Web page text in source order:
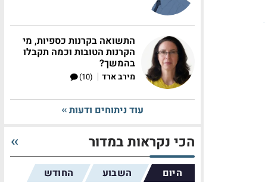
התשואה בקרנות כספיות, מי
הקרנות הטובות וכמה תקבלו
בהמשך?
מירב ארד |
(10)
עוד ניתוחים ודעות
הכי נקראות במדור
היום השבוע החודש